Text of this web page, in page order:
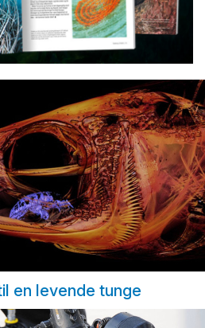
en levende tunge